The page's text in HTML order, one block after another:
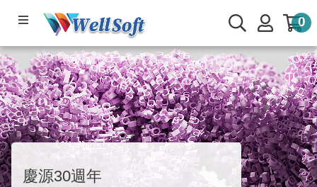
0
產品系列
軟體下載
公司簡介
線上管理系統
慶源30週年